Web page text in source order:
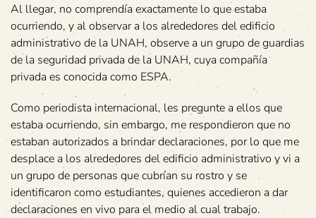
Al llegar, no comprendía exactamente lo que estaba
ocurriendo, y al observar a los alrededores del edificio
administrativo de la UNAH, observe a un grupo de guardias
de la seguridad privada de la UNAH, cuya compañía
privada es conocida como ESPA.
Como periodista internacional, les pregunte a ellos que
estaba ocurriendo, sin embargo, me respondieron que no
estaban autorizados a brindar declaraciones, por lo que me
desplace a los alrededores del edificio administrativo y vi a
un grupo de personas que cubrían su rostro y se
identificaron como estudiantes, quienes accedieron a dar
declaraciones en vivo para el medio al cual trabajo.